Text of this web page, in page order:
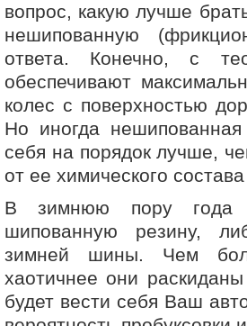
вопрос, какую лучше
нешипованную
ответа. Конечно, с
обеспечивают
колес с поверхностью
Но иногда
себя на порядок лучше,
от ее химического
В зимнюю пору года
шипованную резину,
зимней шины. Чем
хаотичнее они
будет вести себя Ваш